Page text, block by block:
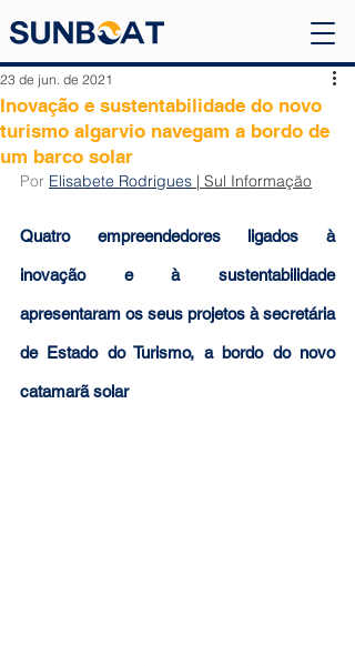
Inovação e sustentabilidade do novo
turismo algarvio navegam a bordo de
um barco solar
23 de jun. de 2021
Por Elisabete Rodrigues | Sul Informação
Quatro empreendedores ligados à
inovação e à sustentabilidade
apresentaram os seus projetos à secretária
de Estado do Turismo, a bordo do novo
catamarã solar